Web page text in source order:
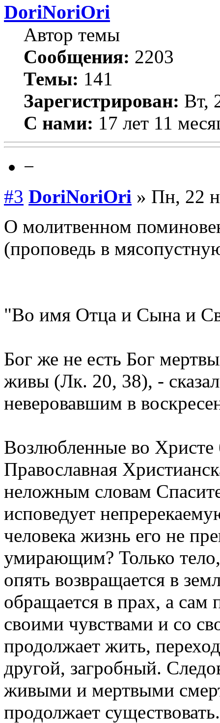
DoriNoriOri
Автор темы
Сообщения: 2203
Темы: 141
Зарегистрирован: Вт,
С нами: 17 лет 11
−
#3 DoriNoriOri » Пн, 22
О молитвенном
(проповедь в
"Во имя Отца и Сына и
Бог же не есть Бог
живы (Лк. 20, 38), -
неверовавшим в
Возлюбленные во Христе
Православная
неложным словам
исповедует
человека жизнь его не
умирающим? Только тело,
опять возвращается в
обращается в прах, а сам
своими чувствами и со
продолжает жить,
другой, загробный.
живыми и мертвыми
продолжает существовать.